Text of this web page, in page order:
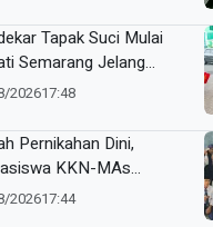
Tapak Suci Mulai
Semarang Jelang
XVI Sedunia
202617:48
Pernikahan Dini,
KKN-MAs
100 Edukasi Siswa
202617:44